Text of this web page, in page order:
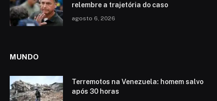
relembre a trajetória do caso
agosto 6, 2026
MUNDO
Terremotos na Venezuela: homem salvo
após 30 horas